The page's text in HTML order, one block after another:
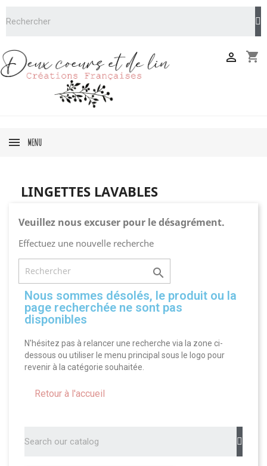
shopping_cart

MENU
LINGETTES LAVABLES
Veuillez nous excuser pour le désagrément.
Effectuez une nouvelle recherche

Nous sommes désolés, le produit ou la
page recherchée ne sont pas
disponibles
N'hésitez pas à relancer une recherche via la zone ci-
dessous ou utiliser le menu principal sous le logo pour
revenir à la catégorie souhaitée.
Retour à l'accueil